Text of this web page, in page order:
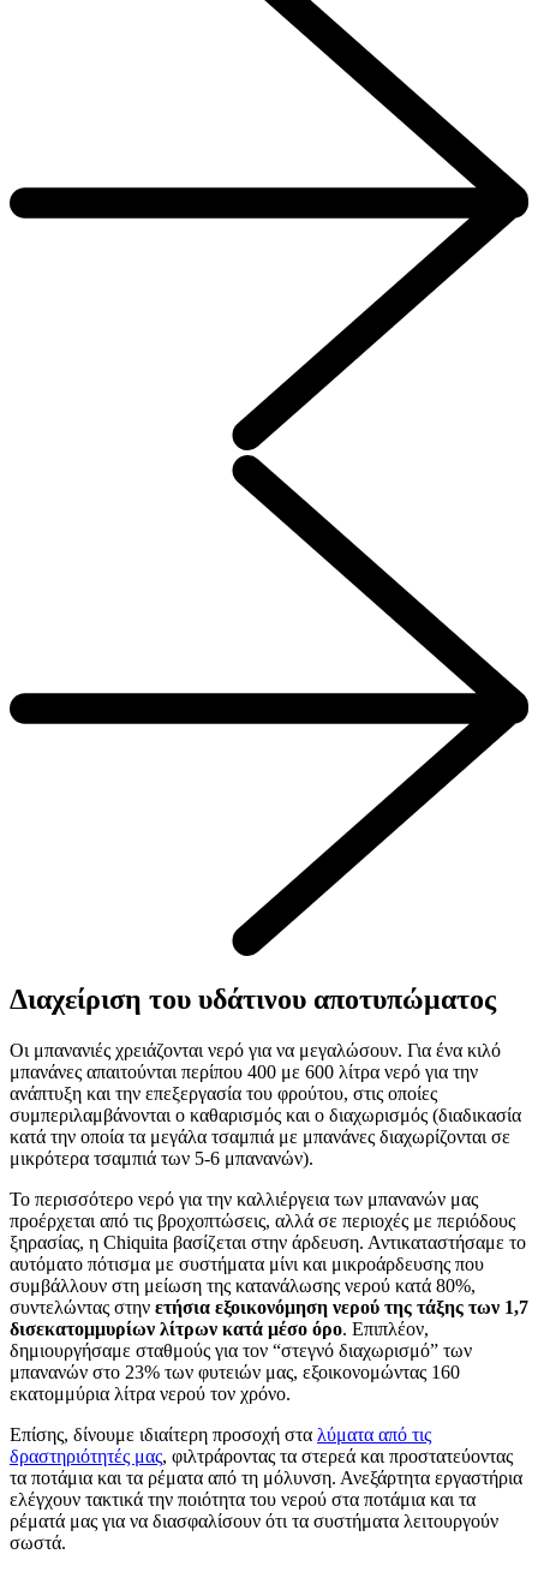
Διαχείριση του υδάτινου αποτυπώματος
Οι μπανανιές χρειάζονται νερό για να μεγαλώσουν. Για ένα κιλό
μπανάνες απαιτούνται περίπου 400 με 600 λίτρα νερό για την
ανάπτυξη και την επεξεργασία του φρούτου, στις οποίες
συμπεριλαμβάνονται ο καθαρισμός και ο διαχωρισμός (διαδικασία
κατά την οποία τα μεγάλα τσαμπιά με μπανάνες διαχωρίζονται σε
μικρότερα τσαμπιά των 5-6 μπανανών).
Το περισσότερο νερό για την καλλιέργεια των μπανανών μας
προέρχεται από τις βροχοπτώσεις, αλλά σε περιοχές με περιόδους
ξηρασίας, η Chiquita βασίζεται στην άρδευση. Αντικαταστήσαμε το
αυτόματο πότισμα με συστήματα μίνι και μικροάρδευσης που
συμβάλλουν στη μείωση της κατανάλωσης νερού κατά 80%,
συντελώντας στην ετήσια εξοικονόμηση νερού της τάξης των 1,7
δισεκατομμυρίων λίτρων κατά μέσο όρο. Επιπλέον,
δημιουργήσαμε σταθμούς για τον “στεγνό διαχωρισμό” των
μπανανών στο 23% των φυτειών μας, εξοικονομώντας 160
εκατομμύρια λίτρα νερού τον χρόνο.
Επίσης, δίνουμε ιδιαίτερη προσοχή στα λύματα από τις
δραστηριότητές μας, φιλτράροντας τα στερεά και προστατεύοντας
τα ποτάμια και τα ρέματα από τη μόλυνση. Ανεξάρτητα εργαστήρια
ελέγχουν τακτικά την ποιότητα του νερού στα ποτάμια και τα
ρέματά μας για να διασφαλίσουν ότι τα συστήματα λειτουργούν
σωστά.